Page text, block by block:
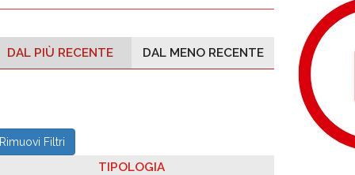
DAL PIÙ RECENTE DAL MENO RECENTE
Rimuovi Filtri
TIPOLOGIA